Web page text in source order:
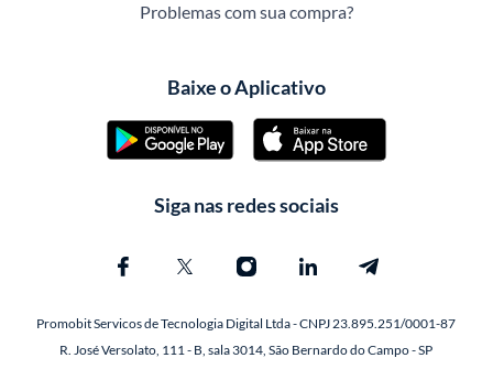
Problemas com sua compra?
Baixe o Aplicativo
Siga nas redes sociais
Promobit Servicos de Tecnologia Digital Ltda - CNPJ 23.895.251/0001-87
R. José Versolato, 111 - B, sala 3014, São Bernardo do Campo - SP